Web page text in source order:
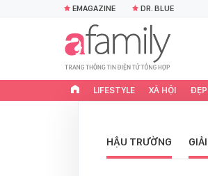
EMAGAZINE DR. BLUE
LIFESTYLE XÃ HỘI ĐẸP
HẬU TRƯỜNG